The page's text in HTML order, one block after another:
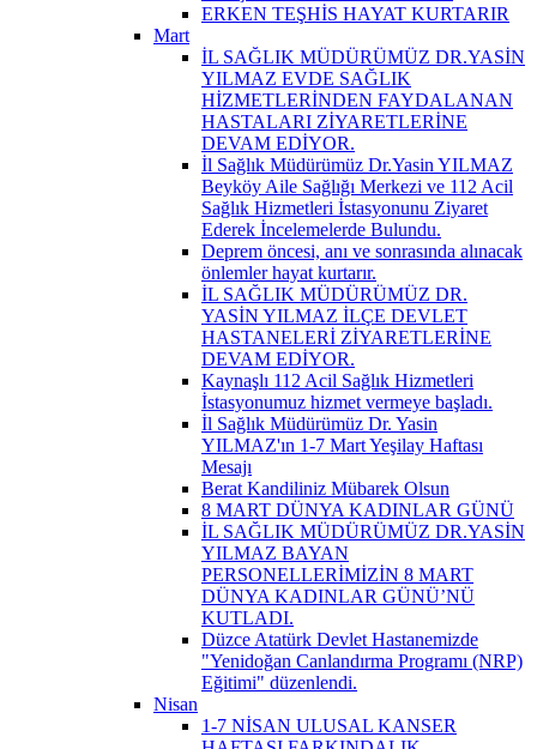
ERKEN TEŞHİS HAYAT KURTARIR
Mart
İL SAĞLIK MÜDÜRÜMÜZ DR.YASİN
YILMAZ EVDE SAĞLIK
HİZMETLERİNDEN FAYDALANAN
HASTALARI ZİYARETLERİNE
DEVAM EDİYOR.
İl Sağlık Müdürümüz Dr.Yasin YILMAZ
Beyköy Aile Sağlığı Merkezi ve 112 Acil
Sağlık Hizmetleri İstasyonunu Ziyaret
Ederek İncelemelerde Bulundu.
Deprem öncesi, anı ve sonrasında alınacak
önlemler hayat kurtarır.
İL SAĞLIK MÜDÜRÜMÜZ DR.
YASİN YILMAZ İLÇE DEVLET
HASTANELERİ ZİYARETLERİNE
DEVAM EDİYOR.
Kaynaşlı 112 Acil Sağlık Hizmetleri
İstasyonumuz hizmet vermeye başladı.
İl Sağlık Müdürümüz Dr. Yasin
YILMAZ'ın 1-7 Mart Yeşilay Haftası
Mesajı
Berat Kandiliniz Mübarek Olsun
8 MART DÜNYA KADINLAR GÜNÜ
İL SAĞLIK MÜDÜRÜMÜZ DR.YASİN
YILMAZ BAYAN
PERSONELLERİMİZİN 8 MART
DÜNYA KADINLAR GÜNÜ’NÜ
KUTLADI.
Düzce Atatürk Devlet Hastanemizde
"Yenidoğan Canlandırma Programı (NRP)
Eğitimi" düzenlendi.
Nisan
1-7 NİSAN ULUSAL KANSER